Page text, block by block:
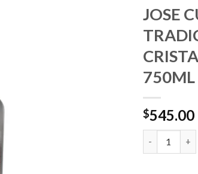
JOSE
750ML
$545.00
JOSE